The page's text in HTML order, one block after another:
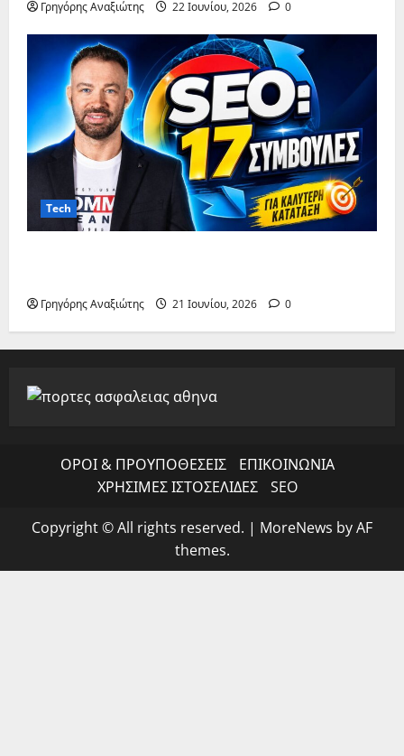
Γρηγόρης Αναξιώτης 22 Ιουνίου, 2026 0
Tech
Γρηγόρης Αναξιώτης 21 Ιουνίου, 2026 0
ΟΡΟΙ & ΠΡΟΥΠΟΘΕΣΕΙΣ
ΕΠΙΚΟΙΝΩΝΙΑ
ΧΡΗΣΙΜΕΣ ΙΣΤΟΣΕΛΙΔΕΣ
SEO
Copyright © All rights reserved. | MoreNews by AF
themes.